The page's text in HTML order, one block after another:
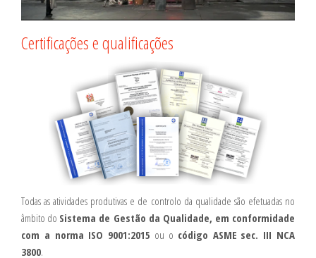
Certificações e qualificações
Todas as atividades produtivas e de controlo da qualidade são efetuadas no
âmbito do Sistema de Gestão da Qualidade, em conformidade
com a norma ISO 9001:2015 ou o código ASME sec. III NCA
3800.